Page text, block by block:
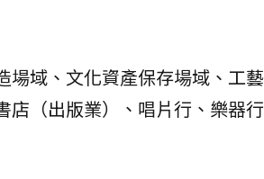
域、文化資產保存場域、工
（出版業）、唱片行、樂器